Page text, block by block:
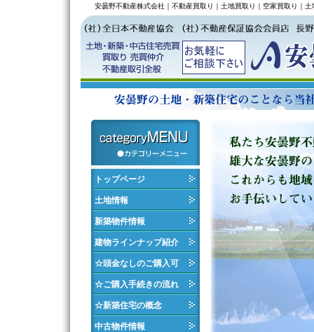
安曇野不動産株式会社｜不動産買取り｜土地買取り｜空家買取り｜
トップページ
土地情報
新築物件情報
建物ラインナップ紹介
☆頭金なしのご購入可
☆ご購入手続きの流れ
☆新築住宅の概念
中古物件情報